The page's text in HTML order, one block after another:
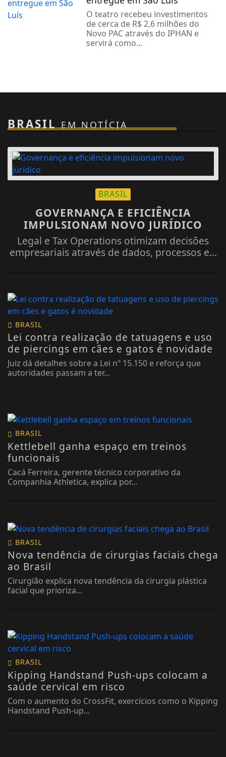
O teatro recebeu investimentos
de cerca de R$ 2,6 milhões do
Novo PAC através do IPHAN e
servirá como...
BRASILEM NOTÍCIA
BRASIL
GOVERNANÇA E EFICIÊNCIA
IMPULSIONAM NOVO JURÍDICO
Legal e Tax Operations otimizam decisões
empresariais através de dados, processos e...
BRASIL
Lei contra realização de tatuagens e uso
de piercings em cães e gatos é novidade
Juiz dá detalhes sobre a Lei nº 15.150 e reforça que
autoridades passam a ter...
BRASIL
Kettlebell ganha espaço em treinos
funcionais
Cacá Ferreira, gerente técnico corporativo da
Companhia Athletica, explica por...
BRASIL
Nova tendência de cirurgias faciais chega
ao Brasil
Cirurgião explica nova tendência da cirurgia plástica
facial que prioriza...
BRASIL
Kipping Handstand Push-ups colocam a
saúde cervical em risco
Com o aumento do CrossFit, exercícios como o Kipping
Handstand Push-up...